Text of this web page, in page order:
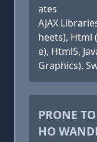
ates
AJAX
heets), Html
e), Html5,
Graphics),
PRONE
HO